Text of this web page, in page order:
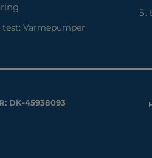
test: Varmepumper
DK-45938093